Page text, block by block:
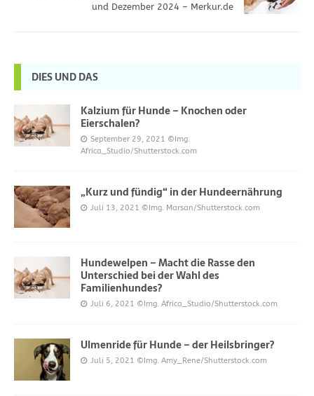
und Dezember 2024 – Merkur.de
DIES UND DAS
Kalzium für Hunde – Knochen oder
Eierschalen?
September 29, 2021 ©Img.
Africa_Studio/Shutterstock.com
„Kurz und fündig“ in der Hundeernährung
Juli 13, 2021 ©Img. Marsan/Shutterstock.com
Hundewelpen – Macht die Rasse den
Unterschied bei der Wahl des
Familienhundes?
Juli 6, 2021 ©Img. Africa_Studio/Shutterstock.com
Ulmenride für Hunde – der Heilsbringer?
Juli 5, 2021 ©Img. Amy_Rene/Shutterstock.com